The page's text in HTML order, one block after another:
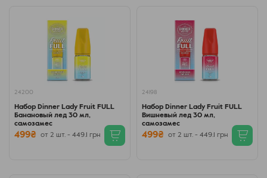
24200
Набор Dinner Lady Fruit FULL
Банановый лед 30 мл,
самозамес
499₴ от 2 шт. - 449.1 грн
24198
Набор Dinner Lady Fruit FULL
Вишневый лед 30 мл,
самозамес
499₴ от 2 шт. - 449.1 грн